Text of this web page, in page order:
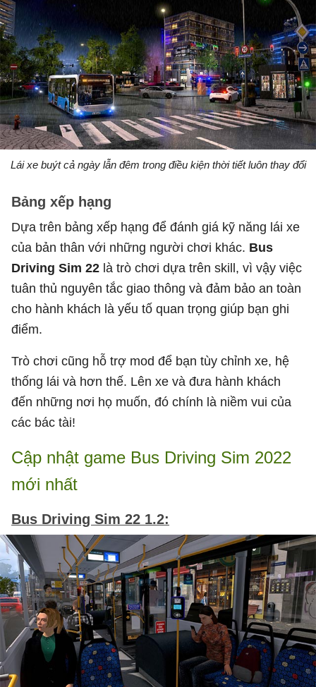
Lái xe buýt cả ngày lẫn đêm trong điều kiện thời tiết luôn thay đổi
Bảng xếp hạng
Dựa trên bảng xếp hạng để đánh giá kỹ năng lái xe
của bản thân với những người chơi khác. Bus
Driving Sim 22 là trò chơi dựa trên skill, vì vậy việc
tuân thủ nguyên tắc giao thông và đảm bảo an toàn
cho hành khách là yếu tố quan trọng giúp bạn ghi
điểm.
Trò chơi cũng hỗ trợ mod để bạn tùy chỉnh xe, hệ
thống lái và hơn thế. Lên xe và đưa hành khách
đến những nơi họ muốn, đó chính là niềm vui của
các bác tài!
Cập nhật game Bus Driving Sim 2022
mới nhất
Bus Driving Sim 22 1.2: